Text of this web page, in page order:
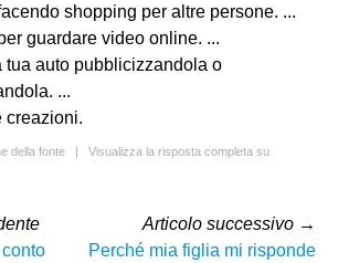
shopping per altre persone. ...
guardare video online. ...
tua auto pubblicizzandola o
...
creazioni.
della fonte | Visualizza la risposta completa su
Articolo successivo →
Perché mia figlia mi risponde